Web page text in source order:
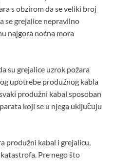
s obzirom da se veliki broj
se grejalice nepravilno
najgora noćna mora
su grejalice uzrok požara
upotrebe produžnog kabla
produžni kabal sposoban
koji se u njega uključuju
produžni kabal i grejalicu,
Pre nego što